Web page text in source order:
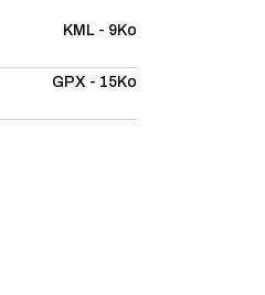
KML - 9Ko
GPX - 15Ko